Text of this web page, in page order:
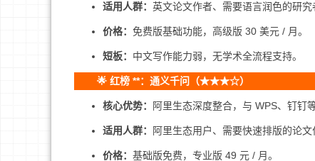
适用人群： 英文论文作者、需要语言润色的研究
价格： 免费版基础功能，高级版 30 美元 / 月。
短板： 中文写作能力弱，无学术全流程支持。
🌟 红榜 **：通义千问（★★★☆）
核心优势： 阿里生态深度整合，与 WPS、钉钉
适用人群： 阿里生态用户、需要快速排版的论文
价格： 基础版免费，专业版 49 元 / 月。